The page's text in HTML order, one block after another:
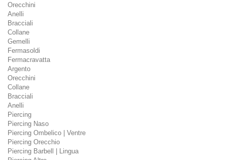
Orecchini
Anelli
Bracciali
Collane
Gemelli
Fermasoldi
Fermacravatta
Argento
Orecchini
Collane
Bracciali
Anelli
Piercing
Piercing Naso
Piercing Ombelico | Ventre
Piercing Orecchio
Piercing Barbell | Lingua